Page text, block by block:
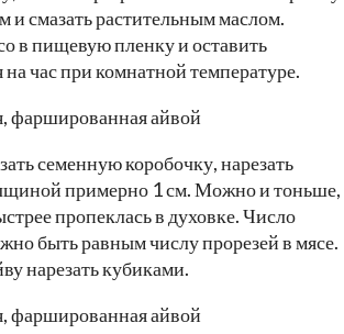
и смазать растительным маслом.
в пищевую пленку и оставить
час при комнатной температуре.
семенную коробочку, нарезать
примерно 1 см. Можно и тоньше,
пропеклась в духовке. Число
быть равным числу прорезей в мясе.
нарезать кубиками.